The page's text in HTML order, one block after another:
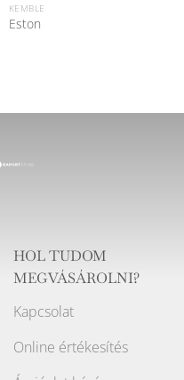
KEMBLE
Eston
HOL TUDOM
MEGVÁSÁROLNI?
Kapcsolat
Online értékesítés